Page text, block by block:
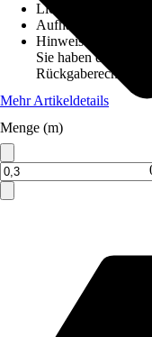
Verkauf durch:
Lichtdurchlässigkeit
Aufhängungsart
Hinweis: Dieser
Sie haben daher
Rückgaberecht.
Mehr Artikeldetails
Menge (m)